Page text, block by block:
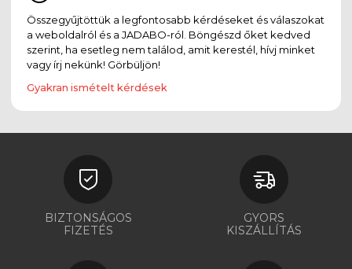
Összegyűjtöttük a legfontosabb kérdéseket és válaszokat
a weboldalról és a JADABO-ról. Böngészd őket kedved
szerint, ha esetleg nem találod, amit kerestél, hívj minket
vagy írj nekünk! Görbüljön!
Gyakran ismételt kérdések
BIZTONSÁGOS
FIZETÉS
GYORS
KISZÁLLÍTÁS